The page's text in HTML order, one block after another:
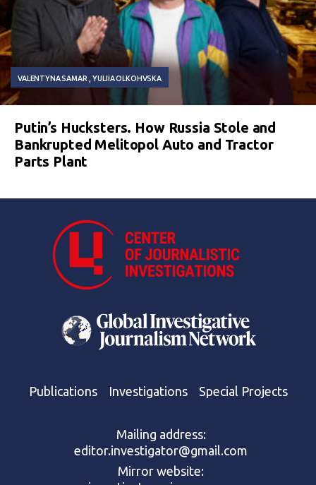
VALENTYNA SAMAR YULIIA OLKOHVSKA
Putin’s Hucksters. How Russia Stole and
Bankrupted Melitopol Auto and Tractor
Parts Plant
Publications Investigations Special Projects
Mailing address:
editor.investigator@gmail.com
Mirror website: